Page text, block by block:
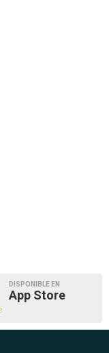
DISPONIBLE EN
App Store